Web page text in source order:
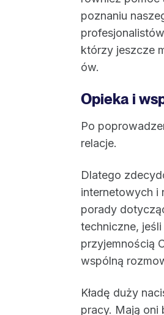
poznaniu
którzy jeszcze
ów.
Opieka i
Po
relacje.
Dlatego
internetowych i
porady
techniczne,
przyjemnością
wspólną
Kładę duży
pracy. Mają